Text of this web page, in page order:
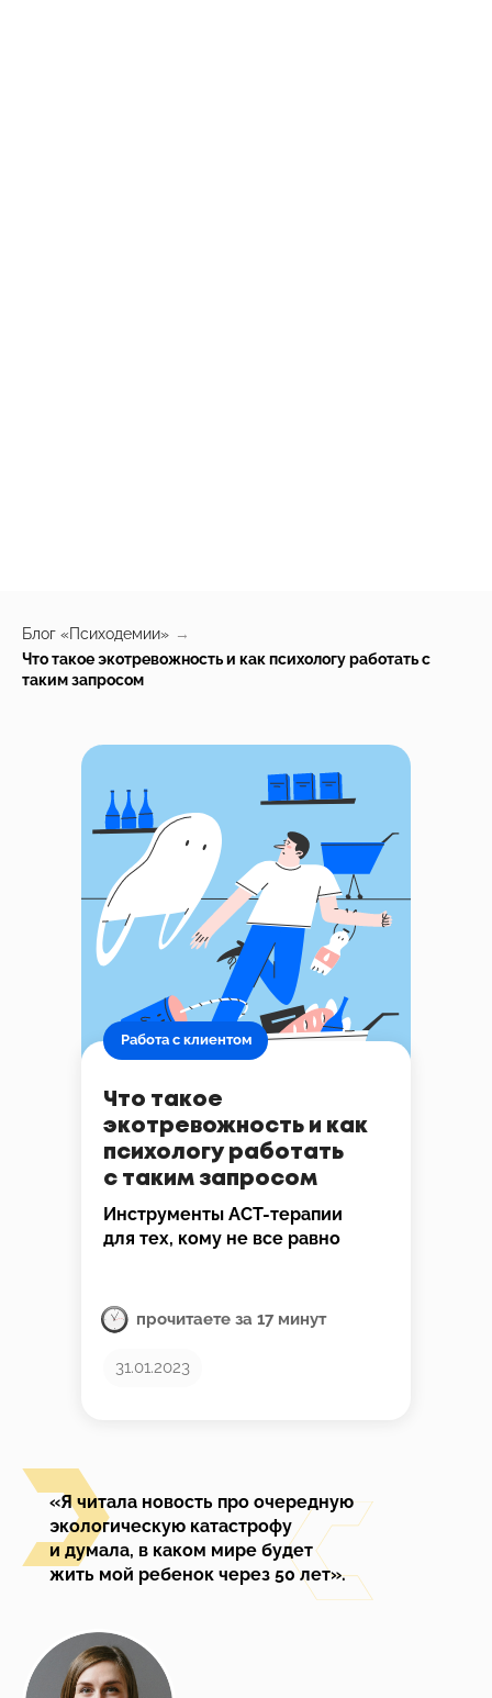
Блог «Психодемии» →
Что такое экотревожность и как психологу работать с
таким запросом
прочитаете за 17 минут
Что такое
экотревожность и как
психологу работать
с таким запросом
31.01.2023
Инструменты АСТ-терапии
для тех, кому не все равно
Работа с клиентом
«Я читала новость про очередную
экологическую катастрофу
и думала, в каком мире будет
жить мой ребенок через 50 лет».